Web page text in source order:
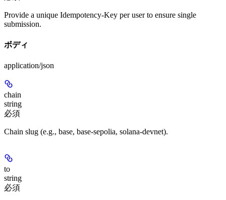
Provide a unique Idempotency-Key per user to ensure single
submission.
ボディ
application/json
chain
string
必須
Chain slug (e.g., base, base-sepolia, solana-devnet).
to
string
必須